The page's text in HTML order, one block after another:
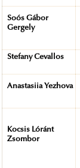
Soós Gábor
Gergely
Stefany Cevallos
Anastasiia Yezhova
Kocsis Lóránt
Zsombor